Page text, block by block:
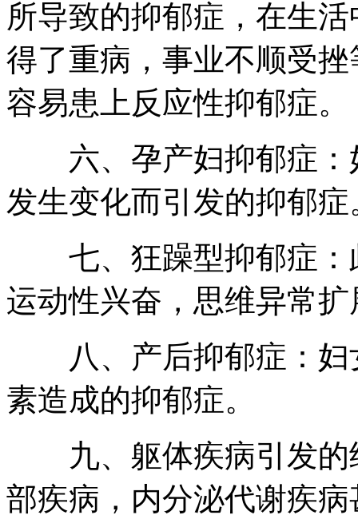
所导致的抑郁症，在生
得了重病，事业不顺受
容易患上反应性抑郁症。
六、孕产妇抑郁症：
发生变化而引发的抑郁症
七、狂躁型抑郁症：
运动性兴奋，思维异常
八、产后抑郁症：妇
素造成的抑郁症。
九、躯体疾病引发的
部疾病，内分泌代谢疾